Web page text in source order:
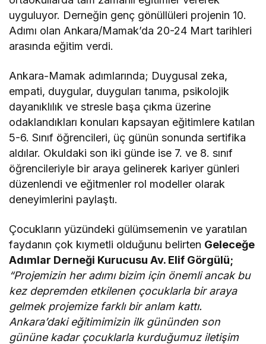
uyguluyor. Derneğin genç gönüllüleri projenin 10.
Adımı olan Ankara/Mamak’da 20-24 Mart tarihleri
arasında eğitim verdi.
Ankara-Mamak adımlarında; Duygusal zeka,
empati, duygular, duyguları tanıma, psikolojik
dayanıklılık ve stresle başa çıkma üzerine
odaklandıkları konuları kapsayan eğitimlere katılan
5-6. Sınıf öğrencileri, üç günün sonunda sertifika
aldılar. Okuldaki son iki günde ise 7. ve 8. sınıf
öğrencileriyle bir araya gelinerek kariyer günleri
düzenlendi ve eğitmenler rol modeller olarak
deneyimlerini paylaştı.
Çocukların yüzündeki gülümsemenin ve yaratılan
faydanın çok kıymetli olduğunu belirten Geleceğe
Adımlar Derneği Kurucusu Av. Elif Görgülü;
“Projemizin her adımı bizim için önemli ancak bu
kez depremden etkilenen çocuklarla bir araya
gelmek projemize farklı bir anlam kattı.
Ankara’daki eğitimimizin ilk gününden son
gününe kadar çocuklarla kurduğumuz iletişim